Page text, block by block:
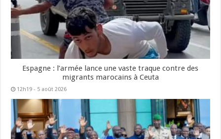
Espagne : l’armée lance une vaste traque contre des
migrants marocains à Ceuta
12h19 - 5 août 2026